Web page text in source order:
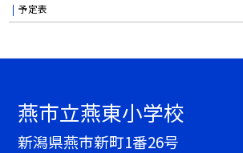
予定表
燕市立燕東小学校
新潟県燕市新町1番26号